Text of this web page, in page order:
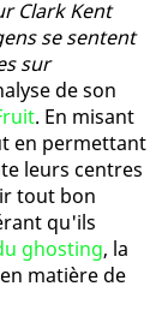
Clark Kent
se sentent
sur
de son
. En misant
en permettant
leurs centres
tout bon
qu'ils
ghosting, la
matière de